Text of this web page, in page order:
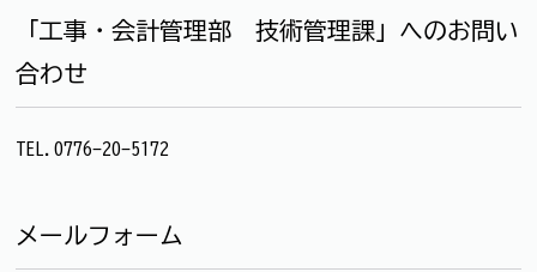
「工事・会計管理部 技術管理課」へのお問い
合わせ
TEL.0776-20-5172
メールフォーム